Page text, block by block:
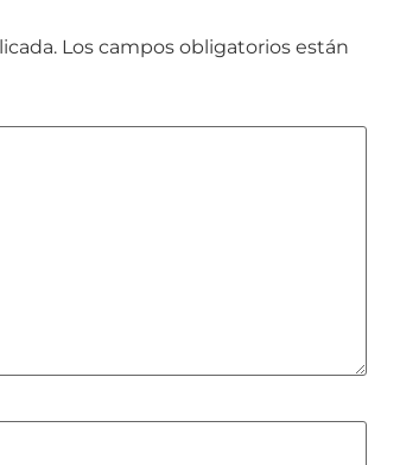
Los campos obligatorios están